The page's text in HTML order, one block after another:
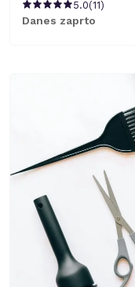
5.0(11)
Danes zaprto